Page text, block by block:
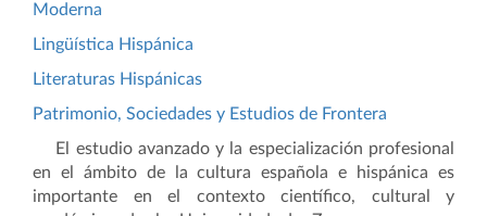
Moderna
Lingüística Hispánica
Literaturas Hispánicas
Patrimonio, Sociedades y Estudios de Frontera
El estudio avanzado y la especialización profesional
en el ámbito de la cultura española e hispánica es
importante en el contexto científico, cultural y